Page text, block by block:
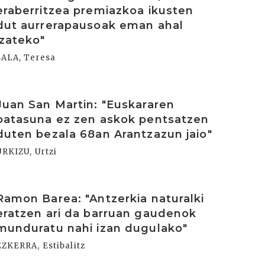
premiazkoa ikusten
aurrerapausoak eman ahal
Teresa
San Martin: "Euskararen
ez zen askok pentsatzen
bezala 68an Arantzazun jaio"
Urtzi
Barea: "Antzerkia naturalki
ari da barruan gaudenok
nahi izan dugulako"
Estibalitz